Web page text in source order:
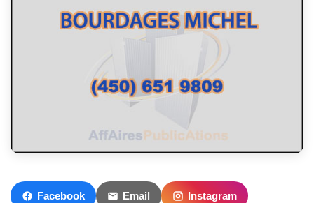
Facebook Email Instagram